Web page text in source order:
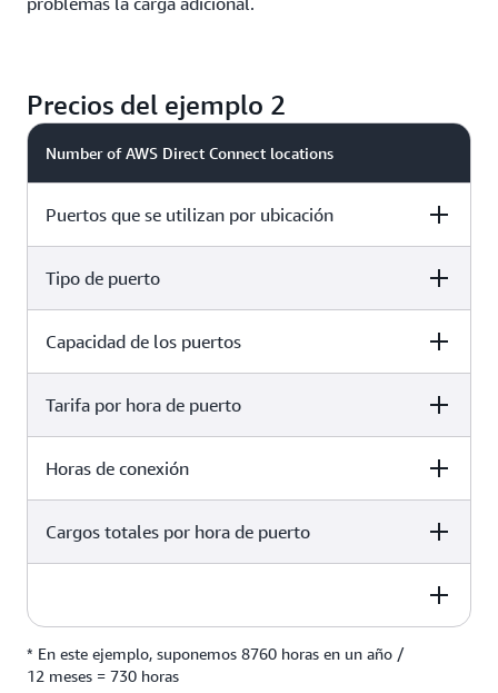
Precios del ejemplo 2
Number of AWS Direct Connect locations
Puertos que se utilizan por ubicación
2 locations
2 puertos
Tipo de puerto
2 locations
Dedicado
Capacidad de los puertos
2 locations
10 Gbps
Tarifa por hora de puerto
2 locations
2,2204 EUR
Horas de conexión
2 locations
Cargos totales por hora de puerto
6483,57 EUR al mes
2 locations
* En este ejemplo, suponemos 8760 horas en un año /
12 meses = 730 horas